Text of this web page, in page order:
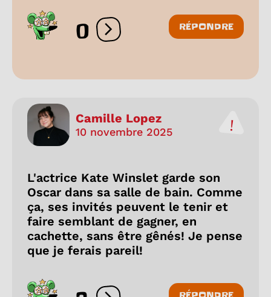
0 Ouvrir les réactions
RÉPONDRE
Camille Lopez
10 novembre 2025
L'actrice Kate Winslet garde son
Oscar dans sa salle de bain. Comme
ça, ses invités peuvent le tenir et
faire semblant de gagner, en
cachette, sans être gênés! Je pense
que je ferais pareil!